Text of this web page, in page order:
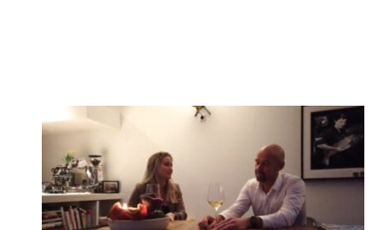
Vlog 1 – Praten met de Prof:
Borstimplantaten
Borstcorrectie Borstvergroting